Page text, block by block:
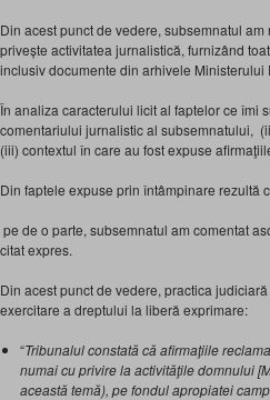
Din acest punct de vedere, subsemnatul
privește activitatea jurnalistică, furnizând
inclusiv documente din arhivele Ministerului
În analiza caracterului licit al faptelor ce îmi
comentariului jurnalistic al subsemnatului,
(iii) contextul în care au fost expuse
Din faptele expuse prin întâmpinare rezultă
pe de o parte, subsemnatul am comentat
citat expres.
Din acest punct de vedere, practica
exercitare a dreptului la liberă exprimare:
“Tribunalul constată că afirmaţiile
numai cu privire la activităţile domnului
această temă), pe fondul apropiatei